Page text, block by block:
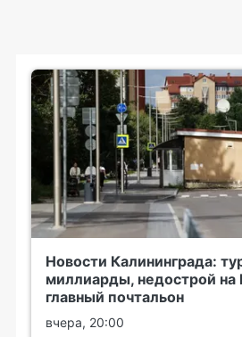
Новости Калининграда:
миллиарды, недострой на
главный почтальон
вчера, 20:00